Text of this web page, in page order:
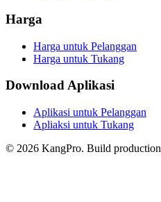
Harga
Harga untuk Pelanggan
Harga untuk Tukang
Download Aplikasi
Aplikasi untuk Pelanggan
Apliaksi untuk Tukang
© 2026 KangPro. Build production